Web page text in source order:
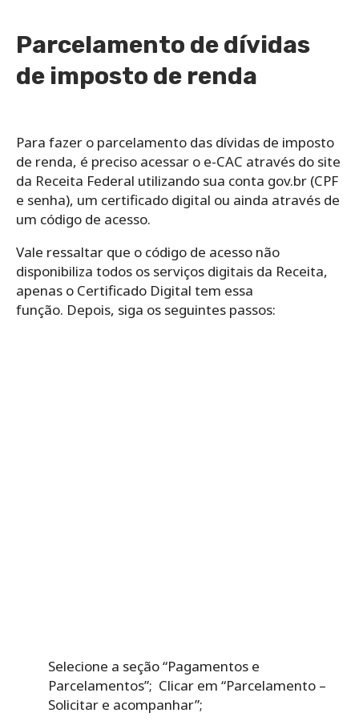
Parcelamento de dívidas
de imposto de renda
Para fazer o parcelamento das dívidas de imposto
de renda, é preciso acessar o e-CAC através do site
da Receita Federal utilizando sua conta gov.br (CPF
e senha), um certificado digital ou ainda através de
um código de acesso.
Vale ressaltar que o código de acesso não
disponibiliza todos os serviços digitais da Receita,
apenas o Certificado Digital tem essa
função. Depois, siga os seguintes passos:
Selecione a seção “Pagamentos e
Parcelamentos”; Clicar em “Parcelamento –
Solicitar e acompanhar”;